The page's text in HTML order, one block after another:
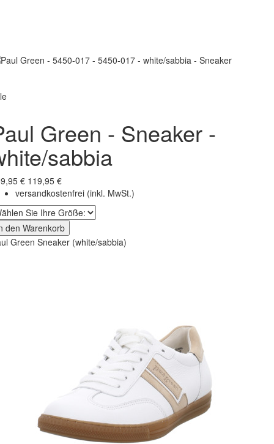
Green - Sneaker -
sabbia
€ 119,95 €
versandkostenfrei (inkl. MwSt.)
den Warenkorb
Green Sneaker (white/sabbia)